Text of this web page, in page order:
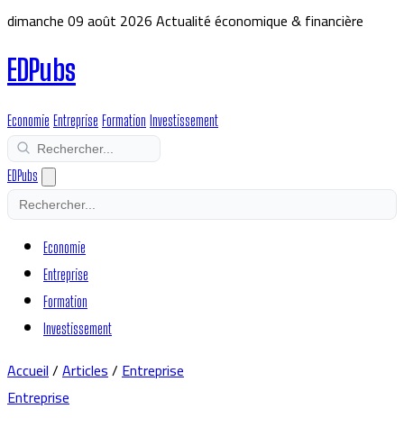
dimanche 09 août 2026Actualité économique & financière
EDPubs
Economie Entreprise Formation Investissement
EDPubs
Economie
Entreprise
Formation
Investissement
Accueil/Articles/Entreprise
Entreprise